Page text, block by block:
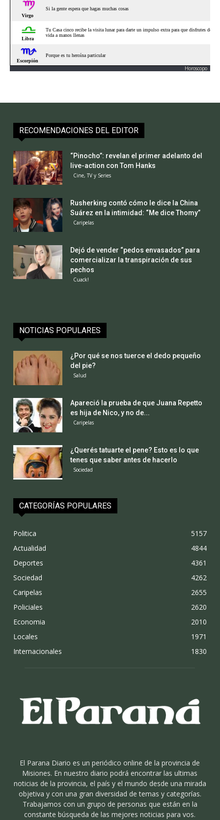
Horoscopo
RECOMENDACIONES DEL EDITOR
“Pinocho”: revelan el primer adelanto del
live-action con Tom Hanks
Cine, TV y Series
Rusherking contó cómo le dice la China
Suárez en la intimidad: “Me dice Thomy”
Caripelas
Dejó de vender “pedos envasados” para
comercializar la transpiración de sus
pechos
Cuack!
NOTICIAS POPULARES
¿Por qué se nos tuerce el dedo pequeño
del pie?
Salud
Apareció la prueba de que Juana Repetto
es hija de Nico, y no de...
Caripelas
¿Querés tatuarte el pene? Esto es lo que
tenes que saber antes de hacerlo
Sociedad
CATEGORÍAS POPULARES
Politica
5157
Actualidad
4844
Deportes
4361
Sociedad
4262
Caripelas
2655
Policiales
2620
Economia
2010
Locales
1971
Internacionales
1830
El Parana Diario es un periódico online de la provincia de
Misiones. En nuestro diario podrá encontrar las ultimas
noticias de la provincia, el país y el mundo desde una mirada
objetiva y con una gran diversidad de temas y categorías.
Trabajamos con un grupo de personas que están en la
constante búsqueda de las mejores noticias para vos.